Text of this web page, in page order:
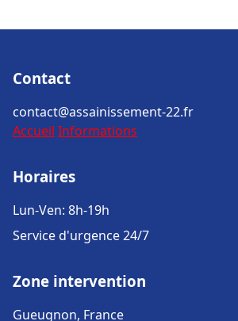
Contact
contact@assainissement-22.fr
Accueil Informations
Horaires
Lun-Ven: 8h-19h
Service d'urgence 24/7
Zone intervention
Gueugnon, France